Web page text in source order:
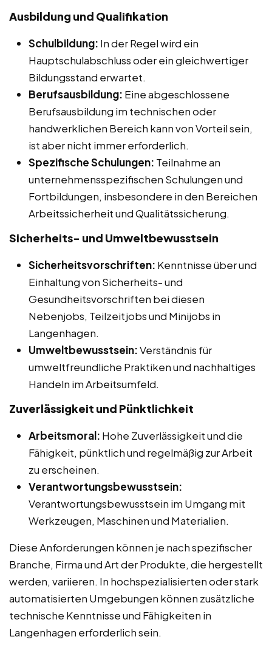
Ausbildung und Qualifikation
Schulbildung: In der Regel wird ein
Hauptschulabschluss oder ein gleichwertiger
Bildungsstand erwartet.
Berufsausbildung: Eine abgeschlossene
Berufsausbildung im technischen oder
handwerklichen Bereich kann von Vorteil sein,
ist aber nicht immer erforderlich.
Spezifische Schulungen: Teilnahme an
unternehmensspezifischen Schulungen und
Fortbildungen, insbesondere in den Bereichen
Arbeitssicherheit und Qualitätssicherung.
Sicherheits- und Umweltbewusstsein
Sicherheitsvorschriften: Kenntnisse über und
Einhaltung von Sicherheits- und
Gesundheitsvorschriften bei diesen
Nebenjobs, Teilzeitjobs und Minijobs in
Langenhagen.
Umweltbewusstsein:Verständnis für
umweltfreundliche Praktiken und nachhaltiges
Handeln im Arbeitsumfeld.
Zuverlässigkeit und Pünktlichkeit
Arbeitsmoral: Hohe Zuverlässigkeit und die
Fähigkeit, pünktlich und regelmäßig zur Arbeit
zu erscheinen.
Verantwortungsbewusstsein:
Verantwortungsbewusstsein im Umgang mit
Werkzeugen, Maschinen und Materialien.
Diese Anforderungen können je nach spezifischer
Branche, Firma und Art der Produkte, die hergestellt
werden, variieren. In hochspezialisierten oder stark
automatisierten Umgebungen können zusätzliche
technische Kenntnisse und Fähigkeiten in
Langenhagen erforderlich sein.